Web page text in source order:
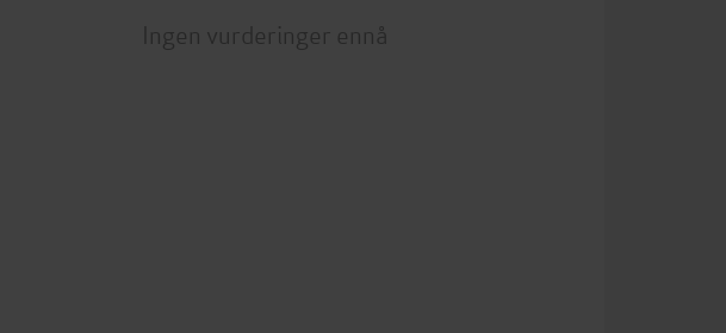
Ingen vurderinger ennå